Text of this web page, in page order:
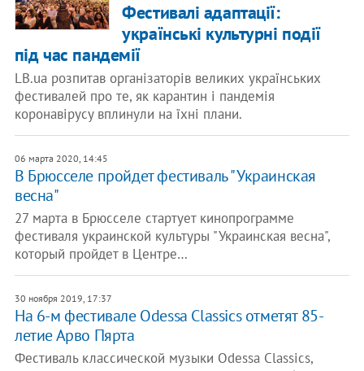
Фестивалі адаптації:
українські культурні події
під час пандемії
LB.ua розпитав організаторів великих українських
фестивалей про те, як карантин і пандемія
коронавірусу вплинули на їхні плани.
06 марта 2020, 14:45
В Брюсселе пройдет фестиваль "Украинская
весна"
27 марта в Брюсселе стартует кинопрограмме
фестиваля украинской культуры "Украинская весна",
который пройдет в Центре…
30 ноября 2019, 17:37
На 6-м фестивале Odessa Classics отметят 85-
летие Арво Пярта
Фестиваль классической музыки Odessa Classics,